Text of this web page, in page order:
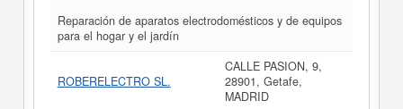
Reparación de aparatos electrodomésticos y de equipos
para el hogar y el jardín
ROBERELECTRO SL.
CALLE PASION, 9,
28901, Getafe,
MADRID